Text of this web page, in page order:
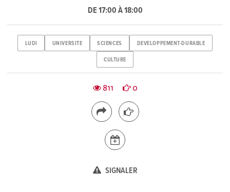
DE 17:00 À 18:00
LUDI UNIVERSITE SCIENCES DEVELOPPEMENT-DURABLE
CULTURE
811 0
SIGNALER